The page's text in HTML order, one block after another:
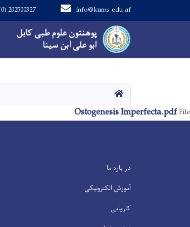
پوهنتون علوم طبی کابل
ابو علی ابن سینا
info@kums.edu.af
202500327
Main navigation
پوهنتون علوم طبی کابل
ابو علی ابن سینا
صفحه اصلی
File
Ostogenesis Imperfecta.pdf
در باره ما
آموزش الکترونیکی
کاریابی